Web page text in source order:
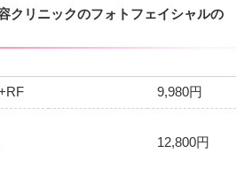
クリニックのフォトフェイシャルの
9,980円
12,800円